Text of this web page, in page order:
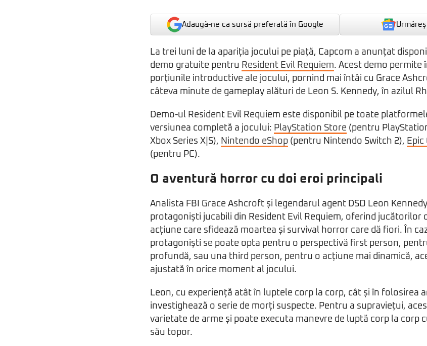
Adaugă-ne ca sursă preferată în Google
La trei luni de la apariția jocului pe piață, Capcom a anunțat
demo gratuite pentru Resident Evil Requiem. Acest demo permite
porțiunile introductive ale jocului, pornind mai întâi cu Grace
câteva minute de gameplay alături de Leon S. Kennedy, în azilul
Demo-ul Resident Evil Requiem este disponibil pe toate
versiunea completă a jocului: PlayStation Store (pentru
Xbox Series X|S), Nintendo eShop (pentru Nintendo Switch 2), Epic
(pentru PC).
O aventură horror cu doi eroi principali
Analista FBI Grace Ashcroft și legendarul agent DSO Leon
protagoniști jucabili din Resident Evil Requiem, oferind jucătorilor
acțiune care sfidează moartea și survival horror care dă fiori. În
protagoniști se poate opta pentru o perspectivă first person,
profundă, sau una third person, pentru o acțiune mai dinamică,
ajustată în orice moment al jocului.
Leon, cu experiență atât în luptele corp la corp, cât și în folosirea
investighează o serie de morți suspecte. Pentru a supraviețui,
varietate de arme și poate executa manevre de luptă corp la corp
său topor.